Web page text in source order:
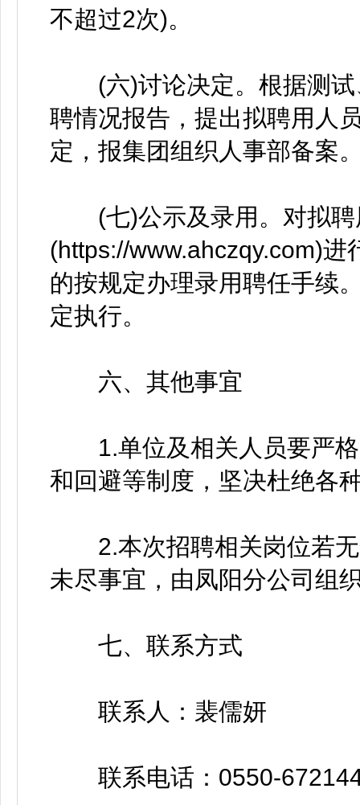
不超过2次)。
(六)讨论决定。根据测试
聘情况报告，提出拟聘用人
定，报集团组织人事部备案
(七)公示及录用。对拟聘
(https://www.ahczqy.com)
的按规定办理录用聘任手续
定执行。
六、其他事宜
1.单位及相关人员要严格
和回避等制度，坚决杜绝各
2.本次招聘相关岗位若无
未尽事宜，由凤阳分公司组
七、联系方式
联系人：裴儒妍
联系电话：0550-